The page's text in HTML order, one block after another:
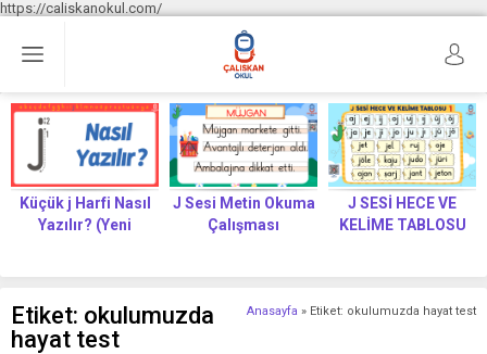
https://caliskanokul.com/
Küçük j Harfi Nasıl
Yazılır? (Yeni
J Sesi Metin Okuma
Çalışması
J SESİ HECE VE
KELİME TABLOSU
Anasayfa » Etiket: okulumuzda hayat test
Etiket: okulumuzda
hayat test